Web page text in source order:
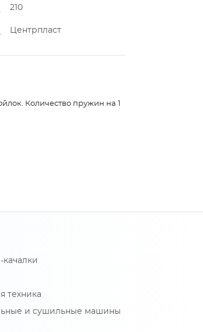
210
Центрпласт
Количество пружин на 1
качалки
техника
и сушильные машины